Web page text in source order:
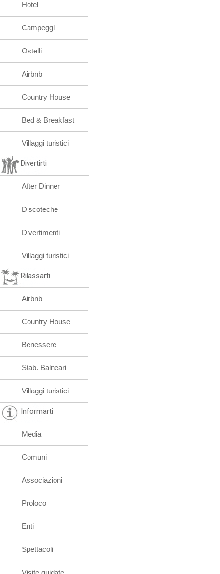
Hotel
Campeggi
Ostelli
Airbnb
Country House
Bed & Breakfast
Villaggi turistici
Divertirti
After Dinner
Discoteche
Divertimenti
Villaggi turistici
Rilassarti
Airbnb
Country House
Benessere
Stab. Balneari
Villaggi turistici
Informarti
Media
Comuni
Associazioni
Proloco
Enti
Spettacoli
Visite guidate